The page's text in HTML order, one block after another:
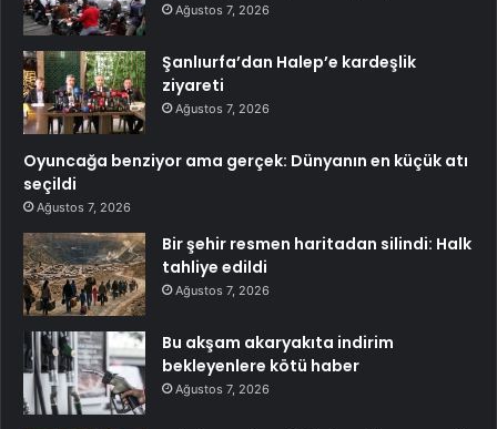
Ağustos 7, 2026
Şanlıurfa’dan Halep’e kardeşlik
ziyareti
Ağustos 7, 2026
Oyuncağa benziyor ama gerçek: Dünyanın en küçük atı
seçildi
Ağustos 7, 2026
Bir şehir resmen haritadan silindi: Halk
tahliye edildi
Ağustos 7, 2026
Bu akşam akaryakıta indirim
bekleyenlere kötü haber
Ağustos 7, 2026